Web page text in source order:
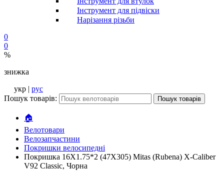
Інструмент для підвіски
Нарізання різьби
0
0
%
знижка
укр | рус
Пошук товарів:
Пошук товарів
🏠
Велотовари
Велозапчастини
Покришки велосипедні
Покришка 16X1.75*2 (47X305) Mitas (Rubena) X-Caliber
V92 Classic, Чорна